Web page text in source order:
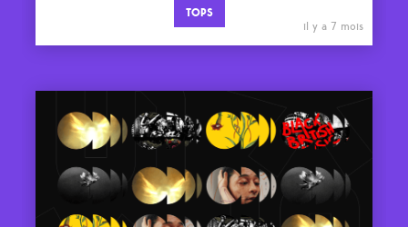
TOPS
il y a 7 mois